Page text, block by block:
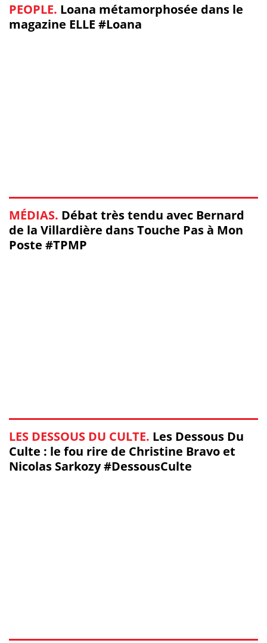
PEOPLE. Loana métamorphosée dans le
magazine ELLE #Loana
MÉDIAS. Débat très tendu avec Bernard
de la Villardière dans Touche Pas à Mon
Poste #TPMP
LES DESSOUS DU CULTE. Les Dessous Du
Culte : le fou rire de Christine Bravo et
Nicolas Sarkozy #DessousCulte